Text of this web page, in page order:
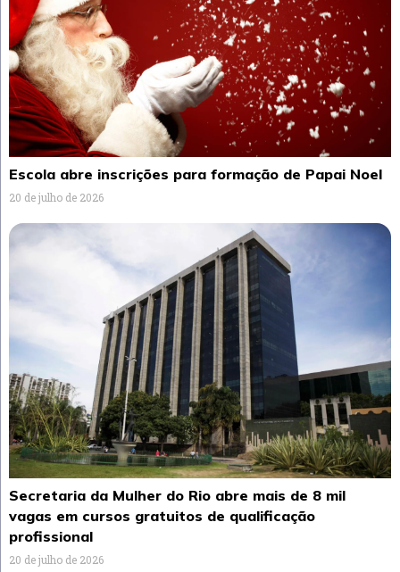
Escola abre inscrições para formação de Papai Noel
20 de julho de 2026
Secretaria da Mulher do Rio abre mais de 8 mil
vagas em cursos gratuitos de qualificação
profissional
20 de julho de 2026